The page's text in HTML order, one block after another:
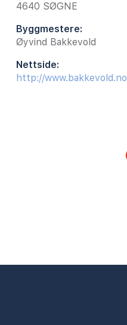
4640 SØGNE
Byggmestere:
Øyvind Bakkevold
Nettside:
http://www.bakkevold.no